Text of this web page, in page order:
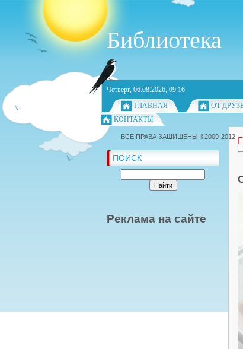
Библиотека
Четверг, 06.08.2026, 09:16
ГЛАВНАЯ
ОТ
КОНТАКТЫ
ПОИСК
Реклама на сайте
ВСЕ ПРАВА ЗАЩИЩЕНЫ ©2009-2012